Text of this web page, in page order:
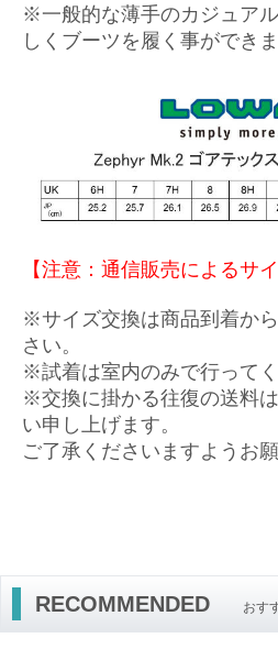
※一般的な薄手のカジュア
しくブーツを履く事ができま
【注意：通信販売によるサ
※サイズ交換は商品到着か
さい。
※試着は室内のみで行ってく
※交換に掛かる往復の送料
い申し上げます。
ご了承くださいますようお
RECOMMENDED おす